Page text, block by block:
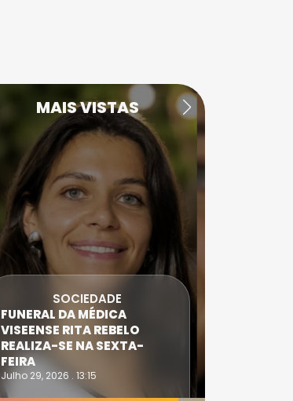
MAIS VISTAS
SOCIEDADE
FUNERAL DA MÉDICA
VISEENSE RITA REBELO
REALIZA-SE NA SEXTA-
FEIRA
Julho 29, 2026 . 13:15